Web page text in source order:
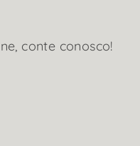
conte conosco!